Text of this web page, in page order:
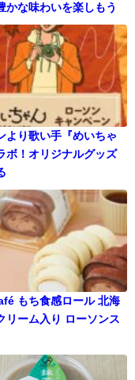
かな味わいを楽しもう
より歌い手『めいちゃ
ボ！オリジナルグッズ
もち食感ロール 北海
リーム入り ローソンス